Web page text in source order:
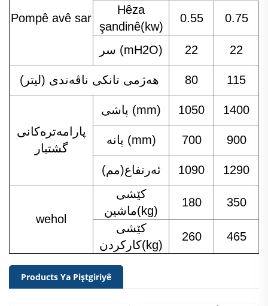
Pompê avê sar
Hêza
şandinê(kw)
0.55 0.75
سر (mH2O) 22 22
هەژمی تانکی ناڤەندی (لیتر) 80 115
پارامەترەکانی
گشتیار
پاشی (mm) 1050 1400
پانە (mm) 700 900
ئەرتفاع(مم) 1090 1290
wehol
کێشی
ماشین(kg)
180
350
کێشی
کارکردن(kg)
260 465
Products Ya Piştgiriyê